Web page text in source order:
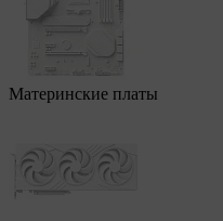
Материнские платы